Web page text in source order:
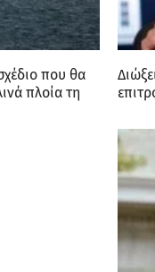
που θα
πλοία τη